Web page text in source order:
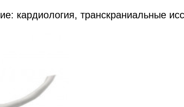
кардиология, транскраниальные